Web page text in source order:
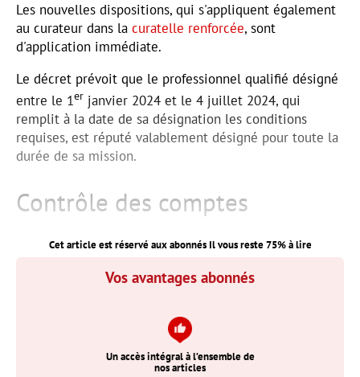
Les nouvelles dispositions, qui s'appliquent également
au curateur dans la curatelle renforcée, sont
d'application immédiate.
Le décret prévoit que le professionnel qualifié désigné
entre le 1er janvier 2024 et le 4 juillet 2024, qui
remplit à la date de sa désignation les conditions
requises, est réputé valablement désigné pour toute la
durée de sa mission.
Contrôle des comptes
Cet article est réservé aux abonnés Il vous reste75% à lire
Vos avantages abonnés
Un accès intégral à l’ensemble de
nos articles